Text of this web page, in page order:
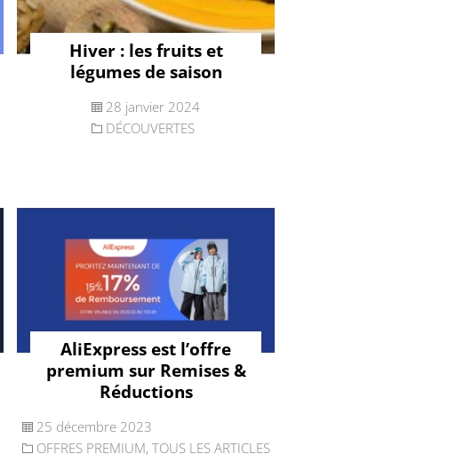
Hiver : les fruits et
légumes de saison
28 janvier 2024
DÉCOUVERTES
AliExpress est l’offre
premium sur Remises &
Réductions
25 décembre 2023
OFFRES PREMIUM, TOUS LES ARTICLES